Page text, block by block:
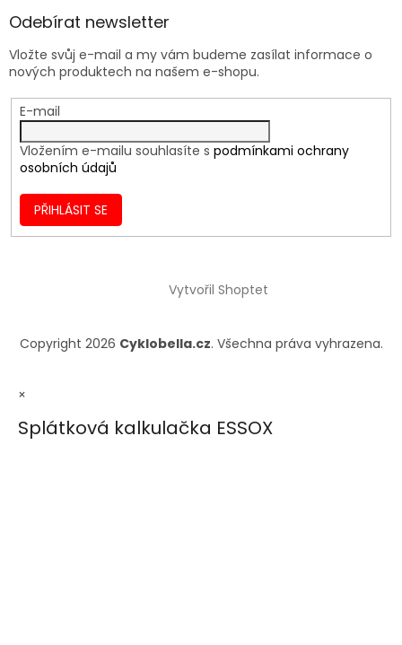
Odebírat newsletter
Vložte svůj e-mail a my vám budeme zasílat informace o
nových produktech na našem e-shopu.
E-mail
Vložením e-mailu souhlasíte s podmínkami ochrany
osobních údajů
PŘIHLÁSIT SE
Vytvořil Shoptet
Copyright 2026 Cyklobella.cz. Všechna práva vyhrazena.
×
Splátková kalkulačka ESSOX